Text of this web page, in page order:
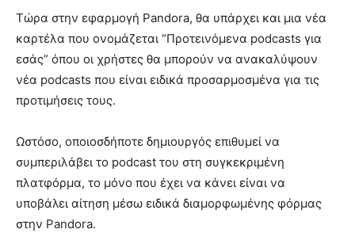
Τώρα στην εφαρμογή Pandora, θα υπάρχει και μια νέα
καρτέλα που ονομάζεται “Προτεινόμενα podcasts για
εσάς” όπου οι χρήστες θα μπορούν να ανακαλύψουν
νέα podcasts που είναι ειδικά προσαρμοσμένα για τις
προτιμήσεις τους.
Ωστόσο, οποιοσδήποτε δημιουργός επιθυμεί να
συμπεριλάβει το podcast του στη συγκεκριμένη
πλατφόρμα, το μόνο που έχει να κάνει είναι να
υποβάλει αίτηση μέσω ειδικά διαμορφωμένης φόρμας
στην Pandora.